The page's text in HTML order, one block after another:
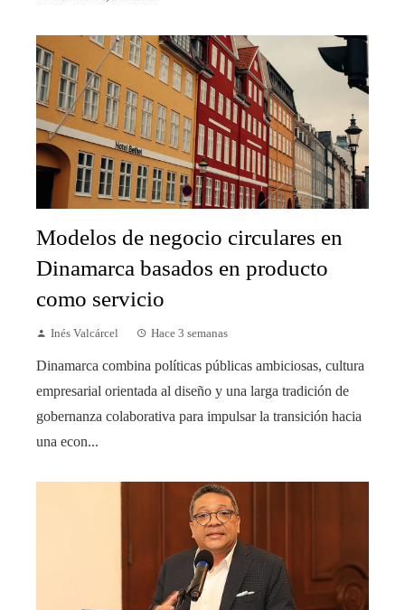
Modelos de negocio circulares en
Dinamarca basados en producto
como servicio
Inés Valcárcel Hace 3 semanas
Dinamarca combina políticas públicas ambiciosas, cultura
empresarial orientada al diseño y una larga tradición de
gobernanza colaborativa para impulsar la transición hacia
una econ...